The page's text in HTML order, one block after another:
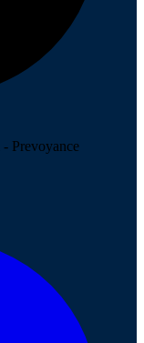
- Prevoyance